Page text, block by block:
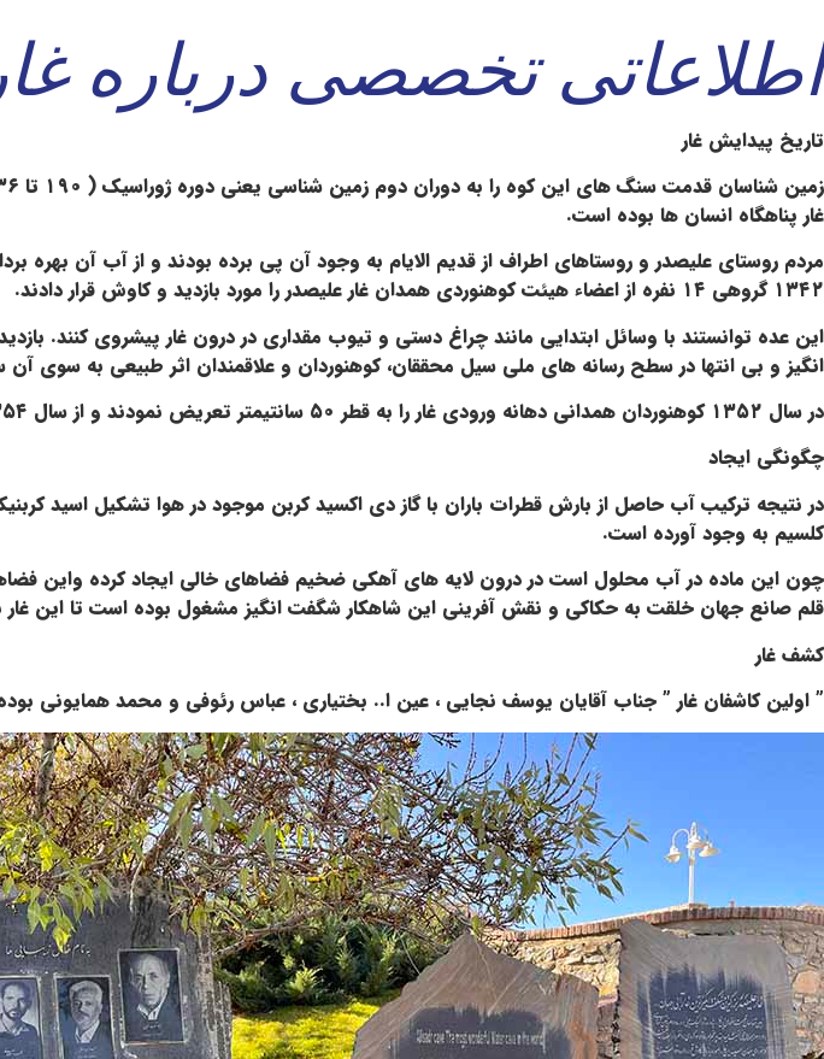
اطلاعاتی تخصصی درباره
تاریخ پیدایش غار
غار پناهگاه انسان ها بوده است.
مردم روستای علیصدر و روستاهای اطراف از قدیم الایام به وجود آن پی برده بودند و از آب آن بهره
۱۳۴۲ گروهی ۱۴ نفره از اعضاء هیئت کوهنوردی همدان غار علیصدر را مورد بازدید و کاوش قرار دادند.
انگیز و بی انتها در سطح رسانه های ملی سیل محققان، کوهنوردان و علاقمندان اثر طبیعی به سوی آن
در سال ۱۳۵۲ کوهنوردان همدانی دهانه ورودی غار را به قطر ۵۰ سانتیمتر تعریض نمودند و از سال ۱۳۵۴ استفاده عمومی از غار علیصدر آغاز شد.
چگونگی ایجاد
در نتیجه ترکیب آب حاصل از بارش قطرات باران با گاز دی اکسید کربن موجود در هوا تشکیل اسید
کلسیم به وجود آورده است.
چون این ماده در آب محلول است در درون لایه های آهکی ضخیم فضاهای خالی ایجاد کرده واین
قلم صانع جهان خلقت به حکاکی و نقش آفرینی این شاهکار شگفت انگیز مشغول بوده است تا این
كشف غار
” اولین کاشفان غار ” جناب آقايان یوسف نجایی ، عین ا.. بختیاری ، عباس رئوفی و محمد همایونی